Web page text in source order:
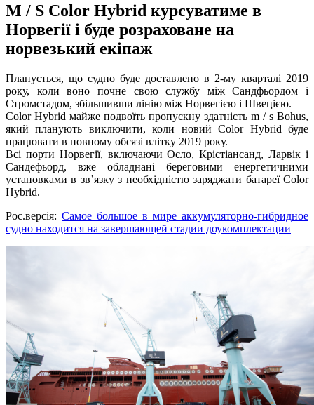
M / S Color Hybrid курсуватиме в
Норвегії і буде розраховане на
норвезький екіпаж
Планується, що судно буде доставлено в 2-му кварталі 2019
року, коли воно почне свою службу між Сандфьордом і
Стромстадом, збільшивши лінію між Норвегією і Швецією.
Color Hybrid майже подвоїть пропускну здатність m / s Bohus,
який планують виключити, коли новий Color Hybrid буде
працювати в повному обсязі влітку 2019 року.
Всі порти Норвегії, включаючи Осло, Крістіансанд, Ларвік і
Сандефьорд, вже обладнані береговими енергетичними
установками в зв’язку з необхідністю заряджати батареї Color
Hybrid.
Рос.версія: Самое большое в мире аккумуляторно-гибридное
судно находится на завершающей стадии доукомплектации